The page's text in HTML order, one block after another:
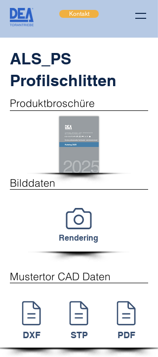
Kontakt
ALS_PS
Profilschlitten
Produktbroschüre
Bilddaten
Rendering
Mustertor CAD Daten
DXF STP PDF